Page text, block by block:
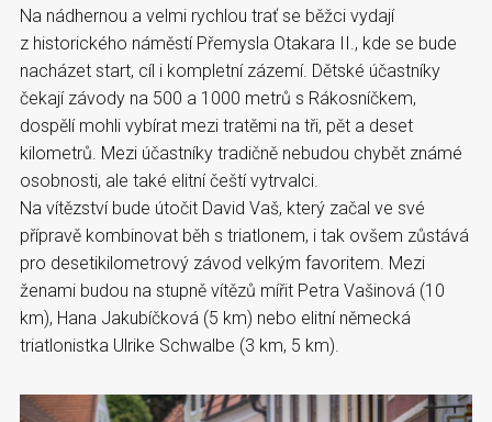
Na nádhernou a velmi rychlou trať se běžci vydají
z historického náměstí Přemysla Otakara II., kde se bude
nacházet start, cíl i kompletní zázemí. Dětské účastníky
čekají závody na 500 a 1000 metrů s Rákosníčkem,
dospělí mohli vybírat mezi tratěmi na tři, pět a deset
kilometrů. Mezi účastníky tradičně nebudou chybět známé
osobnosti, ale také elitní čeští vytrvalci.
Na vítězství bude útočit David Vaš, který začal ve své
přípravě kombinovat běh s triatlonem, i tak ovšem zůstává
pro desetikilometrový závod velkým favoritem. Mezi
ženami budou na stupně vítězů mířit Petra Vašinová (10
km), Hana Jakubíčková (5 km) nebo elitní německá
triatlonistka Ulrike Schwalbe (3 km, 5 km).